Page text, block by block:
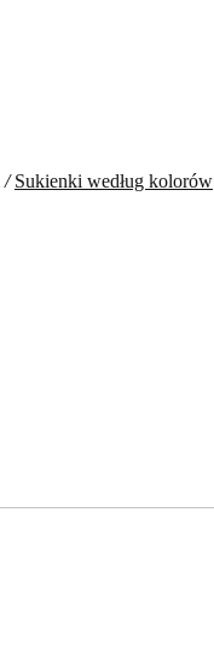
/ Sukienki według kolorów